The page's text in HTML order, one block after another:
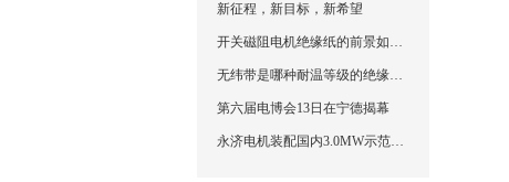
新征程，新目标，新希望
开关磁阻电机绝缘纸的前景如何？
无纬带是哪种耐温等级的绝缘材料？
第六届电博会13日在宁德揭幕
永济电机装配国内3.0MW示范风电场